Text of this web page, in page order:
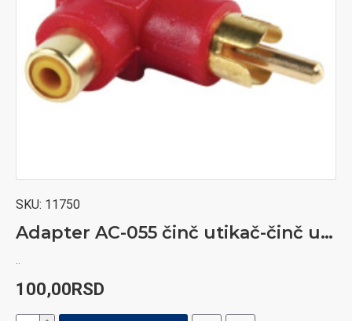
SKU: 11750
Adapter AC-055 činč utikač-činč utičnica 90* poz.crvena
100,00RSD